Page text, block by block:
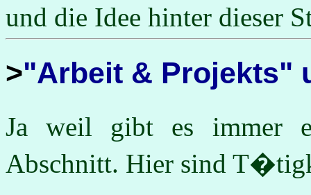
und die Idee hinter dieser
"Arbeit & Projekts"
Ja weil gibt es immer
Abschnitt. Hier sind